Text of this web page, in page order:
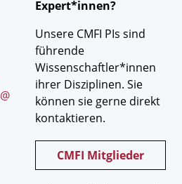
@
Expert*innen?
Unsere CMFI PIs sind
führende
Wissenschaftler*innen
ihrer Disziplinen. Sie
können sie gerne direkt
kontaktieren.
CMFI Mitglieder